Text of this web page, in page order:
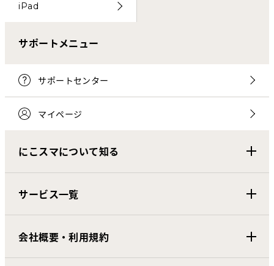
iPad
サポートメニュー
サポートセンター
マイページ
にこスマについて知る
サービス一覧
会社概要・利用規約